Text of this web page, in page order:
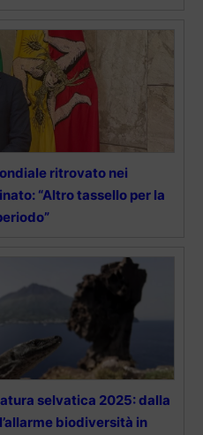
ritrovato nei
“Altro tassello per la
selvatica 2025: dalla
biodiversità in